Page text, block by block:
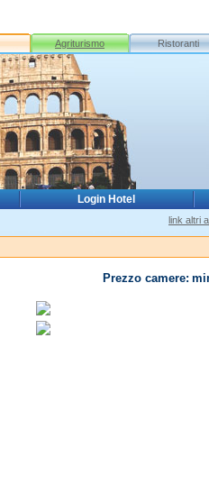
Agriturismo Ristoranti
Login Hotel
link altri
Prezzo camere: